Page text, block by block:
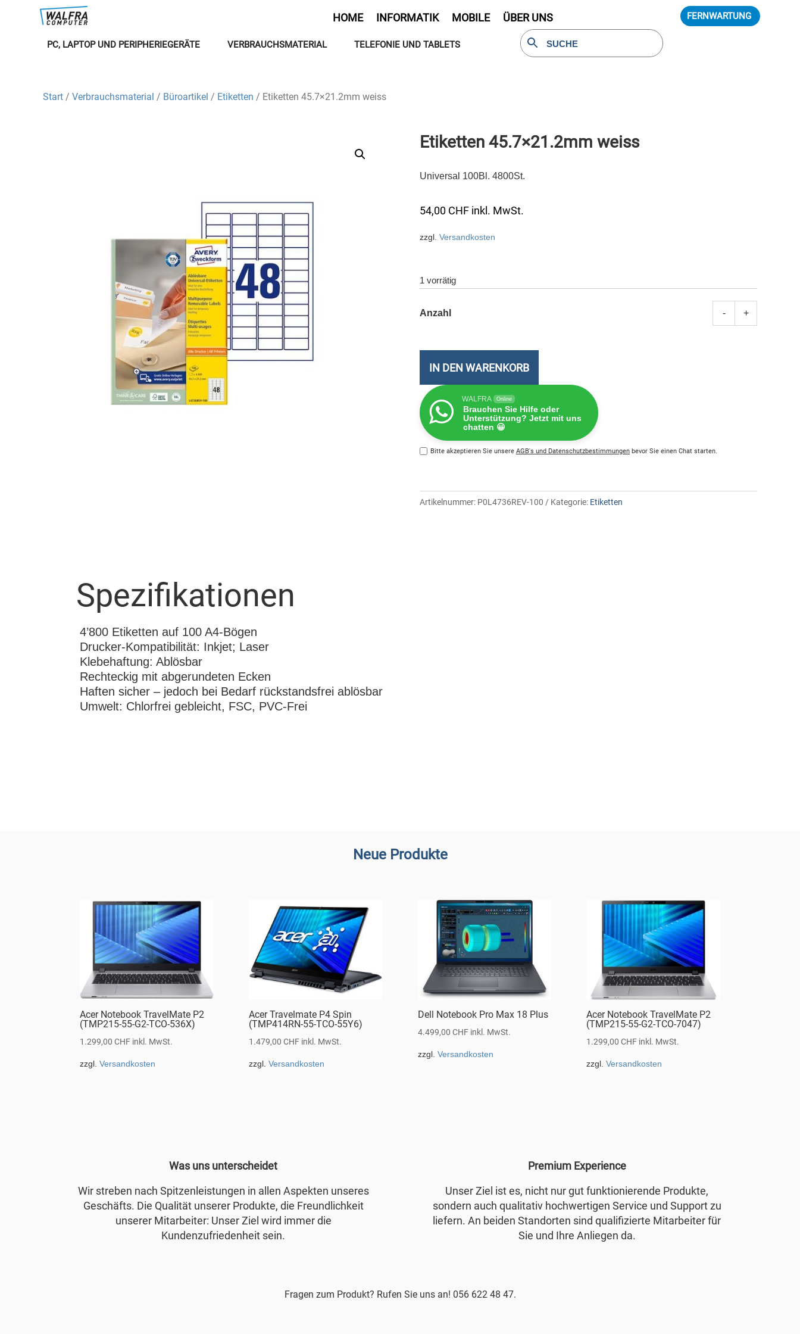
HOME INFORMATIK MOBILE ÜBER UNS FERNWARTUNG
PC, LAPTOP UND PERIPHERIEGERÄTE VERBRAUCHSMATERIAL TELEFONIE UND TABLETS
Start / Verbrauchsmaterial / Büroartikel / Etiketten / Etiketten 45.7×21.2mm weiss
Etiketten 45.7×21.2mm weiss
Universal 100Bl. 4800St.
54,00 CHF inkl. MwSt.
zzgl. Versandkosten
1 vorrätig
- +
IN DEN WARENKORB
WALFRA Online
Brauchen Sie Hilfe oder
Unterstützung? Jetzt mit uns
chatten 😀
Bitte akzeptieren Sie unsere AGB's und Datenschutzbestimmungen bevor Sie einen Chat starten.
Artikelnummer: P0L4736REV-100 Kategorie: Etiketten
Spezifikationen
4’800 Etiketten auf 100 A4-Bögen
Drucker-Kompatibilität: Inkjet; Laser
Klebehaftung: Ablösbar
Rechteckig mit abgerundeten Ecken
Haften sicher – jedoch bei Bedarf rückstandsfrei ablösbar
Umwelt: Chlorfrei gebleicht, FSC, PVC-Frei
Neue Produkte
Acer Notebook TravelMate P2
(TMP215-55-G2-TCO-536X)
1.299,00CHF inkl. MwSt.
zzgl.Versandkosten
Acer Travelmate P4 Spin
(TMP414RN-55-TCO-55Y6)
1.479,00 CHF inkl. MwSt.
zzgl. Versandkosten
Dell Notebook Pro Max 18 Plus
4.499,00 CHF inkl. MwSt.
zzgl. Versandkosten
Acer Notebook TravelMate P2
(TMP215-55-G2-TCO-7047)
1.299,00CHF inkl. MwSt.
zzgl.Versandkosten
Was uns unterscheidet
Wir streben nach Spitzenleistungen in allen Aspekten unseres
Geschäfts. Die Qualität unserer Produkte, die Freundlichkeit
unserer Mitarbeiter: Unser Ziel wird immer die
Kundenzufriedenheit sein.
Premium Experience
Unser Ziel ist es, nicht nur gut funktionierende Produkte,
sondern auch qualitativ hochwertigen Service und Support zu
liefern. An beiden Standorten sind qualifizierte Mitarbeiter für
Sie und Ihre Anliegen da.
Fragen zum Produkt? Rufen Sie uns an! 056 622 48 47.